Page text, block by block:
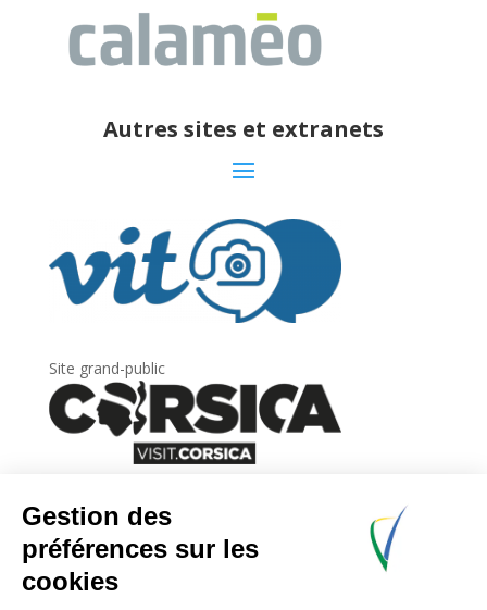
Autres sites et extranets
Site grand-public
Newsletter
Inscrivez-vous àla lettre d’information
l’Agence du tourisme de la Corse.